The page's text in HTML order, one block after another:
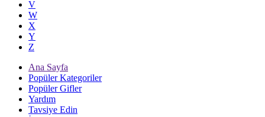
V
W
X
Y
Z
Ana Sayfa
Popüler Kategoriler
Popüler Gifler
Yardım
Tavsiye Edin